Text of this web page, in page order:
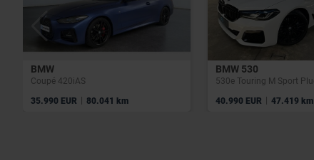
BMW
Coupé 420iAS
35.990 EUR | 80.041 km
BMW 530
40.990 EUR | 47.419 km